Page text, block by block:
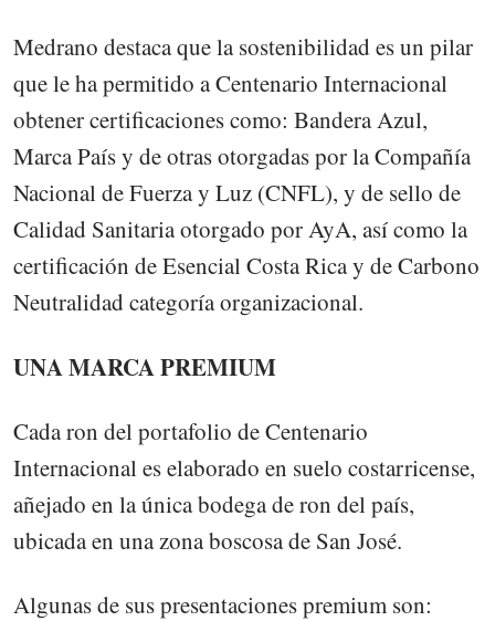
Medrano destaca que la sostenibilidad es un pilar
que le ha permitido a Centenario Internacional
obtener certificaciones como: Bandera Azul,
Marca País y de otras otorgadas por la Compañía
Nacional de Fuerza y Luz (CNFL), y de sello de
Calidad Sanitaria otorgado por AyA, así como la
certificación de Esencial Costa Rica y de Carbono
Neutralidad categoría organizacional.
UNA MARCA PREMIUM
Cada ron del portafolio de Centenario
Internacional es elaborado en suelo costarricense,
añejado en la única bodega de ron del país,
ubicada en una zona boscosa de San José.
Algunas de sus presentaciones premium son: